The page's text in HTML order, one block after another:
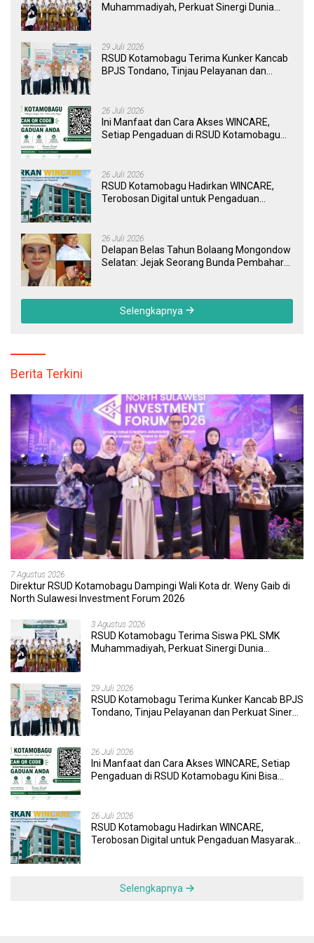
Muhammadiyah, Perkuat Sinergi Dunia
29 Juli 2026
RSUD Kotamobagu Terima Kunker Kancab
BPJS Tondano, Tinjau Pelayanan dan
26 Juli 2026
Ini Manfaat dan Cara Akses WINCARE,
Setiap Pengaduan di RSUD Kotamobagu
26 Juli 2026
RSUD Kotamobagu Hadirkan WINCARE,
Terobosan Digital untuk Pengaduan
26 Juli 2026
Delapan Belas Tahun Bolaang Mongondow
Selatan: Jejak Seorang Bunda Pembaharu
Selengkapnya
Berita Terkini
7 Agustus 2026
Direktur RSUD Kotamobagu Dampingi Wali Kota dr. Weny Gaib di
North Sulawesi Investment Forum 2026
3 Agustus 2026
RSUD Kotamobagu Terima Siswa PKL SMK
Muhammadiyah, Perkuat Sinergi Dunia
29 Juli 2026
RSUD Kotamobagu Terima Kunker Kancab BPJS
Tondano, Tinjau Pelayanan dan Perkuat Sinergi
26 Juli 2026
Ini Manfaat dan Cara Akses WINCARE, Setiap
Pengaduan di RSUD Kotamobagu Kini Bisa
26 Juli 2026
RSUD Kotamobagu Hadirkan WINCARE,
Terobosan Digital untuk Pengaduan Masyarakat
Selengkapnya